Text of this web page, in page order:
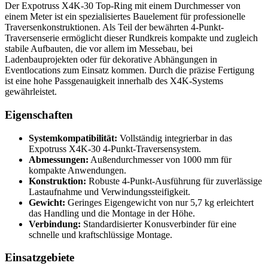
Der Expotruss X4K-30 Top-Ring mit einem Durchmesser von
einem Meter ist ein spezialisiertes Bauelement für professionelle
Traversenkonstruktionen. Als Teil der bewährten 4-Punkt-
Traversenserie ermöglicht dieser Rundkreis kompakte und zugleich
stabile Aufbauten, die vor allem im Messebau, bei
Ladenbauprojekten oder für dekorative Abhängungen in
Eventlocations zum Einsatz kommen. Durch die präzise Fertigung
ist eine hohe Passgenauigkeit innerhalb des X4K-Systems
gewährleistet.
Eigenschaften
Systemkompatibilität: Vollständig integrierbar in das
Expotruss X4K-30 4-Punkt-Traversensystem.
Abmessungen: Außendurchmesser von 1000 mm für
kompakte Anwendungen.
Konstruktion: Robuste 4-Punkt-Ausführung für zuverlässige
Lastaufnahme und Verwindungssteifigkeit.
Gewicht: Geringes Eigengewicht von nur 5,7 kg erleichtert
das Handling und die Montage in der Höhe.
Verbindung: Standardisierter Konusverbinder für eine
schnelle und kraftschlüssige Montage.
Einsatzgebiete